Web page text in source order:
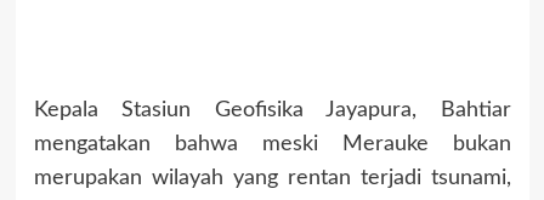
Kepala Stasiun Geofisika Jayapura, Bahtiar
mengatakan bahwa meski Merauke bukan
merupakan wilayah yang rentan terjadi tsunami,